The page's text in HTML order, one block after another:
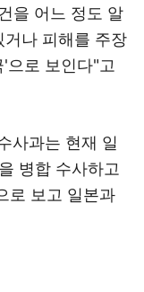
을 어느 정도 알
거나 피해를 주장
으로 보인다"고
사과는 현재 일
병합 수사하고
로 보고 일본과